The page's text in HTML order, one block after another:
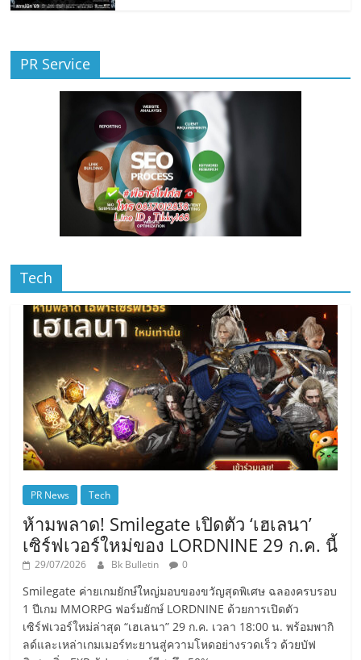
PR Service
Tech
PR News Tech
ห้ามพลาด! Smilegate เปิดตัว ‘เฮเลนา’
เซิร์ฟเวอร์ใหม่ของ LORDNINE 29 ก.ค. นี้
29/07/2026 Bk Bulletin 0
Smilegate ค่ายเกมยักษ์ใหญ่มอบของขวัญสุดพิเศษ ฉลองครบรอบ
1 ปีเกม MMORPG ฟอร์มยักษ์ LORDNINE ด้วยการเปิดตัว
เซิร์ฟเวอร์ใหม่ล่าสุด “เฮเลนา” 29 ก.ค. เวลา 18:00 น. พร้อมพากิ
ลด์และเหล่าเกมเมอร์ทะยานสู่ความโหดอย่างรวดเร็ว ด้วยบัฟ